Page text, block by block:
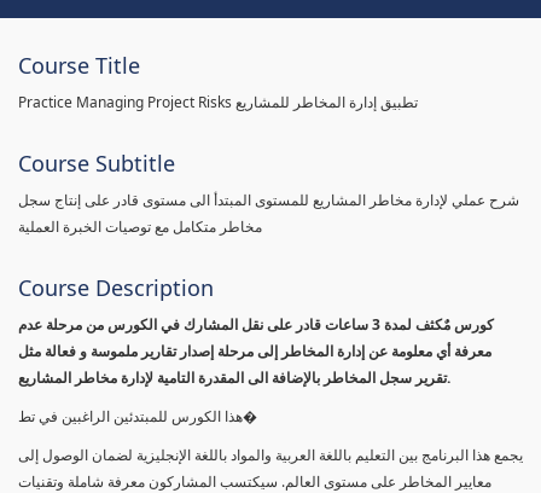
Course Title
Practice Managing Project Risks تطبيق إدارة المخاطر للمشاريع
Course Subtitle
شرح عملي لإدارة مخاطر المشاريع للمستوى المبتدأ الى مستوى قادر على إنتاج سجل
مخاطر متكامل مع توصيات الخبرة العملية
Course Description
كورس مٌكثف لمدة 3 ساعات قادر على نقل المشارك في الكورس من مرحلة عدم
معرفة أي معلومة عن إدارة المخاطر إلى مرحلة إصدار تقارير ملموسة و فعالة مثل
تقرير سجل المخاطر بالإضافة الى المقدرة التامية لإدارة مخاطر المشاريع.
هذا الكورس للمبتدئين الراغبين في تط�
يجمع هذا البرنامج بين التعليم باللغة العربية والمواد باللغة الإنجليزية لضمان الوصول إلى
معايير المخاطر على مستوى العالم. سيكتسب المشاركون معرفة شاملة وتقنيات